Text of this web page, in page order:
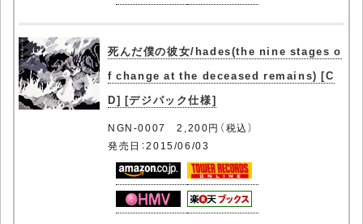
死んだ僕の彼女/hades(the nine stages o
f change at the deceased remains) [C
D] [デジパック仕様]
NGN-0007 2,200円（税込）
発売日：2015/06/03